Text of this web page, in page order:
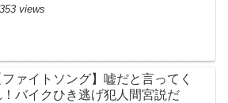
views
ファイトソング】嘘だと言ってく
！バイクひき逃げ犯人間宮説だ